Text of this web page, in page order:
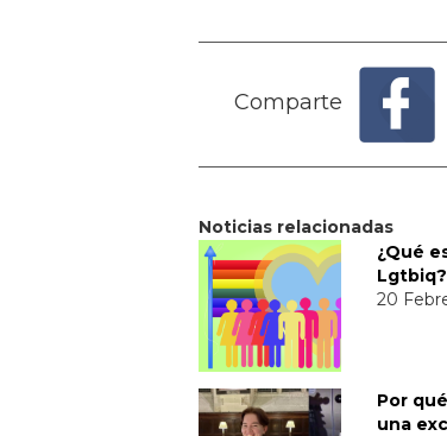
Comparte
Noticias relacionadas
¿Qué
Lgtbiq?
20
Por
una